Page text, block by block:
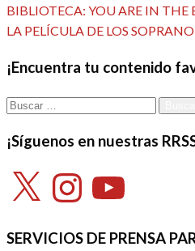
Navegación
entradas
Entrada
anterior
BIBLIOTECA: YOU ARE IN THE
Entrada
LA PELÍCULA DE LOS
¡Encuentra tu contenido
Buscar:
¡Síguenos en nuestras
X InstagramYouTube
SERVICIOS DE PRENSA